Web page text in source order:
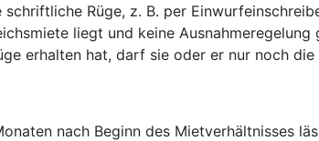
schriftliche Rüge, z. B. per
liegt und keine Ausnahmeregelung
erhalten hat, darf sie oder er nur noch
nach Beginn des Mietverhältnisses